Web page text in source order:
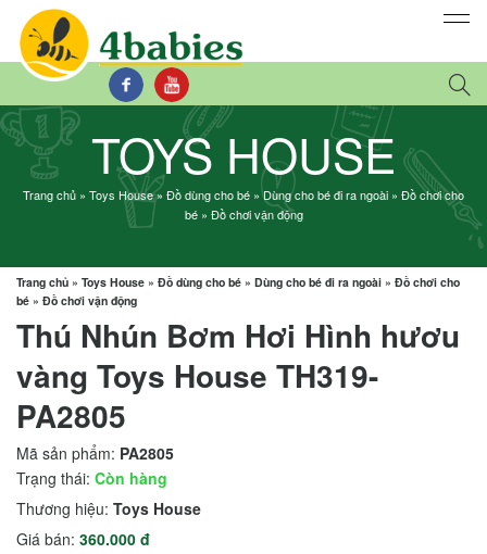
TOYS HOUSE
Trang chủ » Toys House» Đồ dùng cho bé »Dùng cho bé đi ra ngoài » Đồ chơi cho
bé» Đồ chơi vận động
Trang chủ » Toys House » Đồ dùng cho bé » Dùng cho bé đi ra ngoài » Đồ chơi cho
bé » Đồ chơi vận động
Thú Nhún Bơm Hơi Hình hươu
vàng Toys House TH319-
PA2805
Mã sản phẩm: PA2805
Trạng thái: Còn hàng
Thương hiệu: Toys House
Giá bán: 360.000 đ